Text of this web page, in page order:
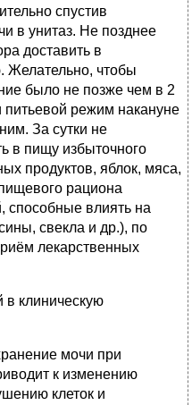
спустив
в унитаз. Не позднее
доставить в
Желательно, чтобы
было не позже чем в 2
питьевой режим накануне
За сутки не
в пищу избыточного
продуктов, яблок, мяса,
рациона
способные влиять на
свекла и др.), по
лекарственных
в клиническую
мочи при
к изменению
клеток и